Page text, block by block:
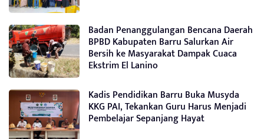
Badan Penanggulangan Bencana Daerah
BPBD Kabupaten Barru Salurkan Air
Bersih ke Masyarakat Dampak Cuaca
Ekstrim El Lanino
Kadis Pendidikan Barru Buka Musyda
KKG PAI, Tekankan Guru Harus Menjadi
Pembelajar Sepanjang Hayat